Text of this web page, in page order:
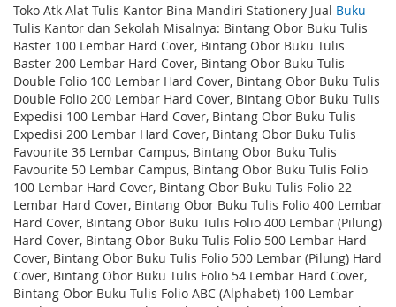
Toko Atk Alat Tulis Kantor Bina Mandiri Stationery Jual Buku
Tulis Kantor dan Sekolah Misalnya: Bintang Obor Buku Tulis
Baster 100 Lembar Hard Cover, Bintang Obor Buku Tulis
Baster 200 Lembar Hard Cover, Bintang Obor Buku Tulis
Double Folio 100 Lembar Hard Cover, Bintang Obor Buku Tulis
Double Folio 200 Lembar Hard Cover, Bintang Obor Buku Tulis
Expedisi 100 Lembar Hard Cover, Bintang Obor Buku Tulis
Expedisi 200 Lembar Hard Cover, Bintang Obor Buku Tulis
Favourite 36 Lembar Campus, Bintang Obor Buku Tulis
Favourite 50 Lembar Campus, Bintang Obor Buku Tulis Folio
100 Lembar Hard Cover, Bintang Obor Buku Tulis Folio 22
Lembar Hard Cover, Bintang Obor Buku Tulis Folio 400 Lembar
Hard Cover, Bintang Obor Buku Tulis Folio 400 Lembar (Pilung)
Hard Cover, Bintang Obor Buku Tulis Folio 500 Lembar Hard
Cover, Bintang Obor Buku Tulis Folio 500 Lembar (Pilung) Hard
Cover, Bintang Obor Buku Tulis Folio 54 Lembar Hard Cover,
Bintang Obor Buku Tulis Folio ABC (Alphabet) 100 Lembar